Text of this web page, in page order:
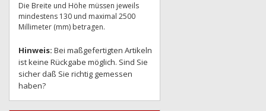
Die Breite und Höhe müssen jeweils
mindestens 130 und maximal 2500
Millimeter (mm) betragen.
Hinweis: Bei maßgefertigten Artikeln
ist keine Rückgabe möglich. Sind Sie
sicher daß Sie richtig gemessen
haben?